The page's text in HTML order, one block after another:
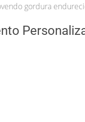
gordura